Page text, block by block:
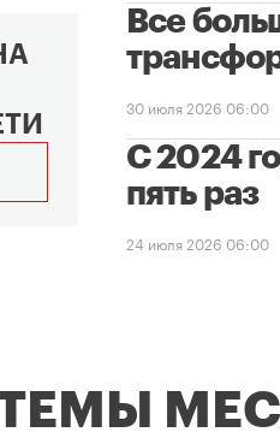
Все
30 июля 2026 06:00
С 2024
пять раз
24 июля 2026 06:00